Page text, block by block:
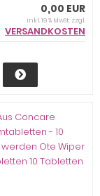
0,00 EUR
inkl. 19 % MwSt. zzgl.
VERSANDKOSTEN